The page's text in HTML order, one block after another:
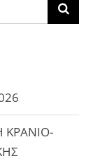
ΚΡΑΝΙΟ-